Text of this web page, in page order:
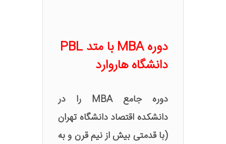
دوره MBA با متد PBL
دانشگاه هاروارد
دوره جامع MBA را در
دانشکده اقتصاد دانشگاه تهران
(با قدمتی بیش از نیم قرن و به